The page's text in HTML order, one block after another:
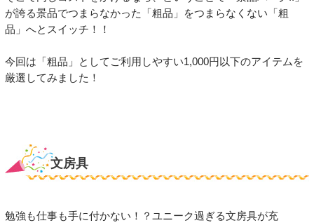
が誇る景品でつまらなかった「粗品」をつまらなくない「粗
品」へとスイッチ！！
今回は「粗品」としてご利用しやすい1,000円以下のアイテムを
厳選してみました！
文房具
勉強も仕事も手に付かない！？ユニーク過ぎる文房具が充